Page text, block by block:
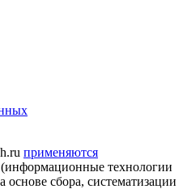
применяются
(информационные технологии
сбора, систематизации